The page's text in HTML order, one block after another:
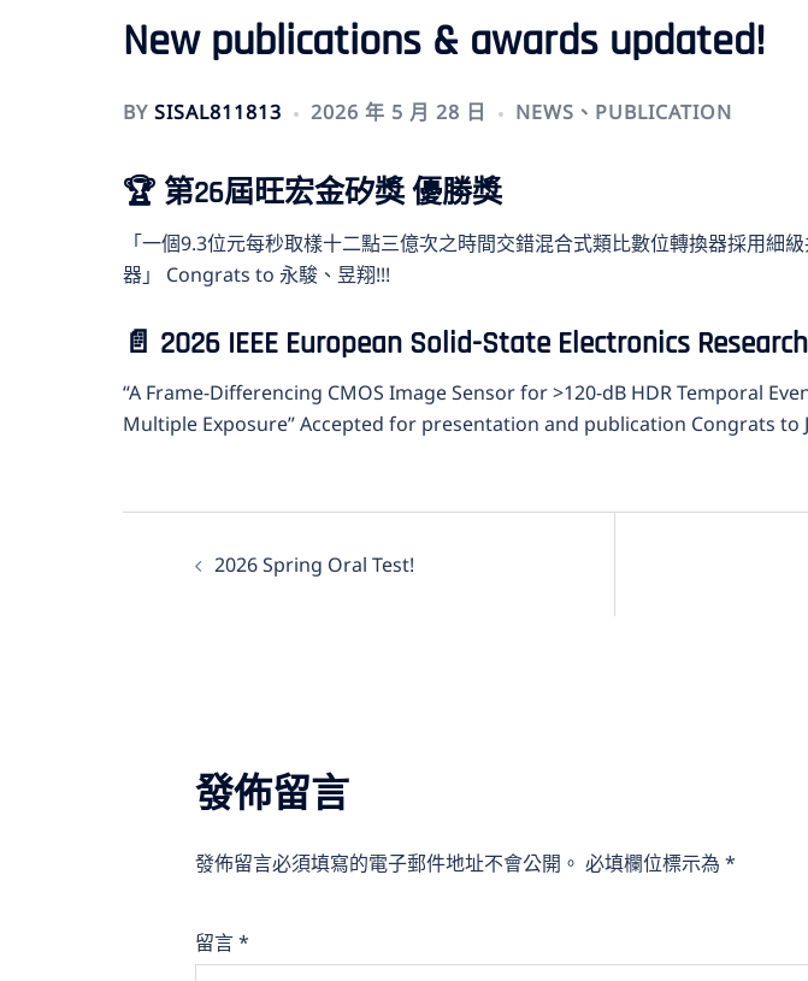
New publications & awards updated!
BY SISAL811813 2026 年 5 月 28 日 NEWS、PUBLICATION
🏆 第26屆旺宏金矽獎 優勝獎
「一個9.3位元每秒取樣十二點三億次之時間交錯混合式類比數位轉換器採用細
器」 Congrats to 永駿、昱翔!!!
📄 2026 IEEE European Solid-State Electronics
“A Frame-Differencing CMOS Image Sensor for >120-dB HDR Temporal
Multiple Exposure” Accepted for presentation and publication Congrats to
2026 Spring Oral Test!
發佈留言
發佈留言必須填寫的電子郵件地址不會公開。 必填欄位標示為 *
留言*